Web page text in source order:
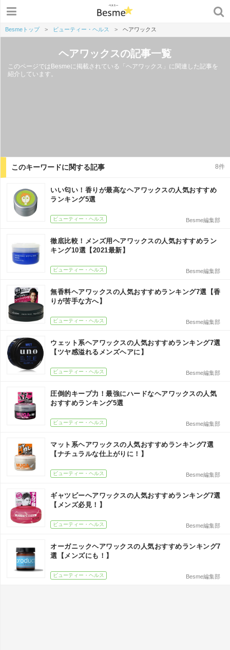
Besmeトップ > ビューティー・ヘルス > ヘアワックス
ヘアワックスの記事一覧
このページではBesmeに掲載されている「ヘアワックス」に関連した記事を
紹介しています。
このキーワードに関する記事 8件
いい匂い！香りが最高なヘアワックスの人気おすすめ
ランキング5選
ビューティー・ヘルス Besme編集部
徹底比較！メンズ用ヘアワックスの人気おすすめラン
キング10選【2021最新】
ビューティー・ヘルス Besme編集部
無香料ヘアワックスの人気おすすめランキング7選【香
りが苦手な方へ】
ビューティー・ヘルス Besme編集部
ウェット系ヘアワックスの人気おすすめランキング7選
【ツヤ感溢れるメンズヘアに】
ビューティー・ヘルス Besme編集部
圧倒的キープ力！最強にハードなヘアワックスの人気
おすすめランキング5選
ビューティー・ヘルス Besme編集部
マット系ヘアワックスの人気おすすめランキング7選
【ナチュラルな仕上がりに！】
ビューティー・ヘルス Besme編集部
ギャツビーヘアワックスの人気おすすめランキング7選
【メンズ必見！】
ビューティー・ヘルス Besme編集部
オーガニックヘアワックスの人気おすすめランキング7
選【メンズにも！】
ビューティー・ヘルス Besme編集部